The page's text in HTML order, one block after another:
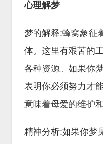
心理解梦
梦的解释:蜂窝象征
体。这里有艰苦的
各种资源。如果你
表明你必须努力才
意味着母爱的维护和
精神分析:如果你梦